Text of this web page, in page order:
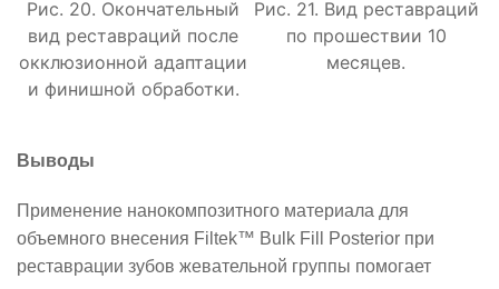
Рис. 20. Окончательный
вид реставраций после
окклюзионной адаптации
и финишной обработки.
Рис. 21. Вид реставраций
по прошествии 10
месяцев.
Выводы
Применение нанокомпозитного материала для
объемного внесения Filtek™ Bulk Fill Posterior при
реставрации зубов жевательной группы помогает